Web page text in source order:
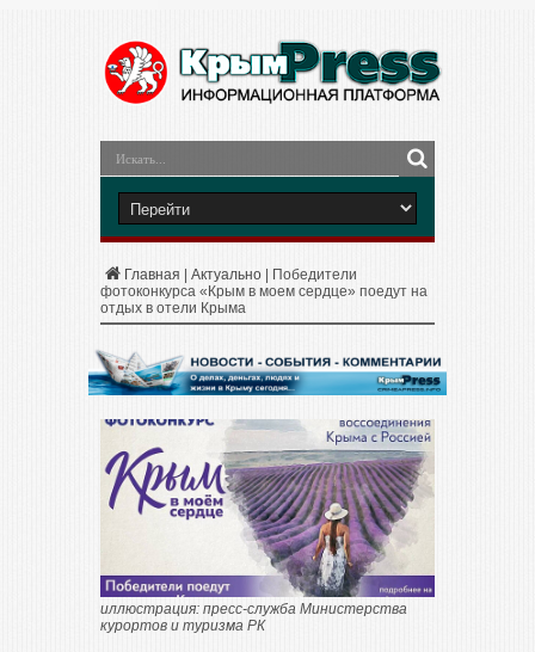
Главная Актуально
Победители
фотоконкурса «Крым в моем сердце» поедут на
отдых в отели Крыма
иллюстрация: пресс-служба Министерства
курортов и туризма РК